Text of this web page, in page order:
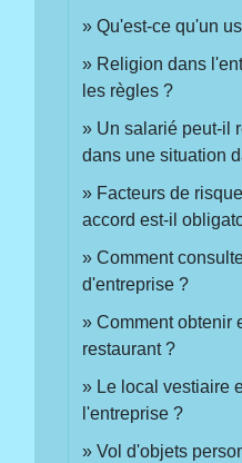
Qu'est-ce qu'un
Religion dans
les règles ?
Un salarié peut-il
dans une situation
Facteurs de
accord est-il
Comment
d'entreprise ?
Comment obtenir
restaurant ?
Le local vestiaire
l'entreprise ?
Vol d'objets